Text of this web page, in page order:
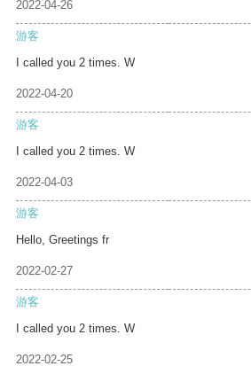
2022-04-26
游客
I called you 2 times. W
2022-04-20
游客
I called you 2 times. W
2022-04-03
游客
Hello, Greetings fr
2022-02-27
游客
I called you 2 times. W
2022-02-25